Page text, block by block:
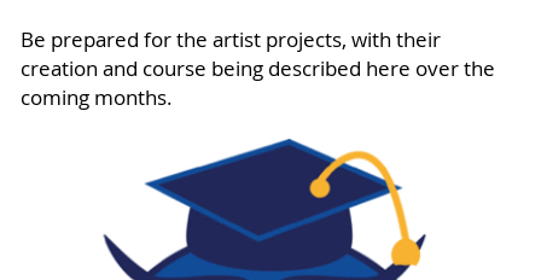
Be prepared for the artist projects, with their
creation and course being described here over the
coming months.